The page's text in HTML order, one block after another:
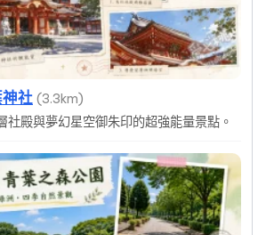
社 (3.3km)
社殿與夢幻星空御朱印的超強能量景點。